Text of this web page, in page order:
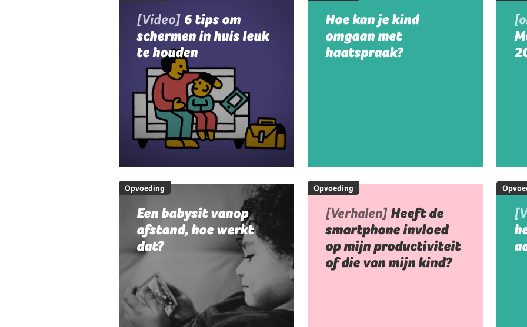
[Video] 6 tips om
schermen in huis leuk
te houden
Hoe kan je kind
omgaan met
haatspraak?
Opvoeding
Een babysit vanop
afstand, hoe werkt
dat?
Opvoeding
[Verhalen] Heeft de
smartphone invloed
op mijn productiviteit
of die van mijn kind?